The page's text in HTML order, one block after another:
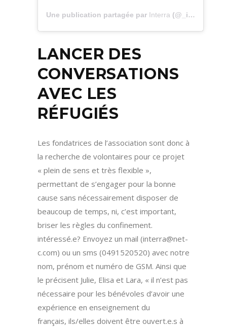
Une publication partagée par Interra (@_interra) le
LANCER DES
CONVERSATIONS
AVEC LES
RÉFUGIÉS
Les fondatrices de l’association sont donc à
la recherche de volontaires pour ce projet
« plein de sens et très flexible »,
permettant de s’engager pour la bonne
cause sans nécessairement disposer de
beaucoup de temps, ni, c’est important,
briser les règles du confinement.
intéressé.e? Envoyez un mail (interra@net-
c.com) ou un sms (0491520520) avec notre
nom, prénom et numéro de GSM. Ainsi que
le précisent Julie, Elisa et Lara, « il n’est pas
nécessaire pour les bénévoles d’avoir une
expérience en enseignement du
français, ils/elles doivent être ouvert.e.s à